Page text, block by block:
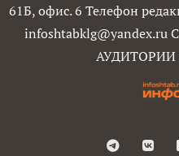
61Б, офис. 6 Телефон
АУДИТОРИИ